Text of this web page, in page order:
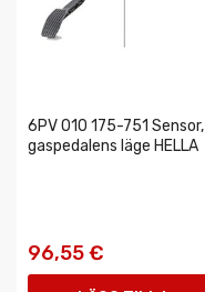
6PV 010 175-751 Sensor,
gaspedalens läge HELLA
96,55 €